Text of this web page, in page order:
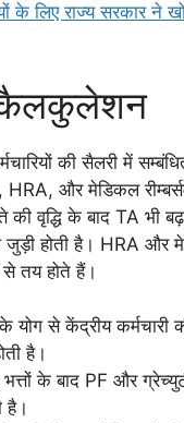
के लिए राज्य सरकार ने
कैलकुलेशन
की सैलरी में
HRA, और मेडिकल
की वृद्धि के बाद TA भी
होती है। HRA और
से तय होते हैं।
के योग से केंद्रीय कर्मचारी
है।
के बाद PF और
है।